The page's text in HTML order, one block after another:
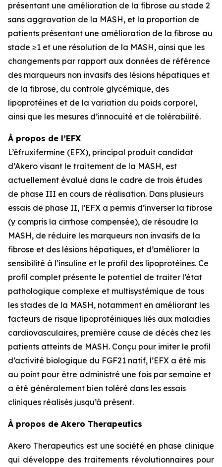
présentant une amélioration de la fibrose au stade 2
sans aggravation de la MASH, et la proportion de
patients présentant une amélioration de la fibrose au
stade ≥1 et une résolution de la MASH, ainsi que les
changements par rapport aux données de référence
des marqueurs non invasifs des lésions hépatiques et
de la fibrose, du contrôle glycémique, des
lipoprotéines et de la variation du poids corporel,
ainsi que les mesures d’innocuité et de tolérabilité.
À propos de l’EFX
L’éfruxifermine (EFX), principal produit candidat
d’Akero visant le traitement de la MASH, est
actuellement évalué dans le cadre de trois études
de phase III en cours de réalisation. Dans plusieurs
essais de phase II, l’EFX a permis d’inverser la fibrose
(y compris la cirrhose compensée), de résoudre la
MASH, de réduire les marqueurs non invasifs de la
fibrose et des lésions hépatiques, et d’améliorer la
sensibilité à l’insuline et le profil des lipoprotéines. Ce
profil complet présente le potentiel de traiter l’état
pathologique complexe et multisystémique de tous
les stades de la MASH, notamment en améliorant les
facteurs de risque lipoprotéiniques liés aux maladies
cardiovasculaires, première cause de décès chez les
patients atteints de MASH. Conçu pour imiter le profil
d’activité biologique du FGF21 natif, l’EFX a été mis
au point pour être administré une fois par semaine et
a été généralement bien toléré dans les essais
cliniques réalisés jusqu’à présent.
À propos de Akero Therapeutics
Akero Therapeutics est une société en phase clinique
qui développe des traitements révolutionnaires pour